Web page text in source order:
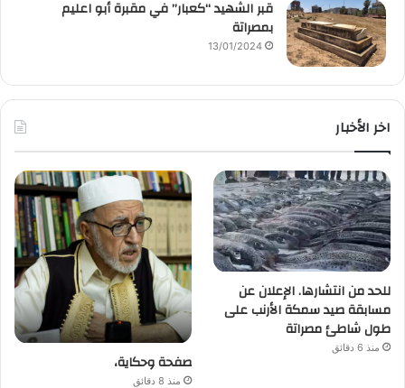
قبر الشهيد “كعبار” في مقبرة أبو اعليم
بمصراتة
13/01/2024
اخر الأخبار
للحد من انتشارها. الإعلان عن
مسابقة صيد سمكة الأرنب على
طول شاطئ مصراتة
منذ 6 دقائق
صفحة وحكاية،
منذ 8 دقائق